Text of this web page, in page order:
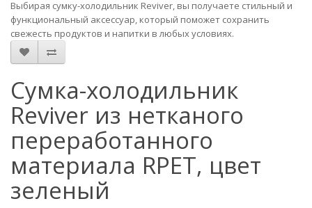
Выбирая сумку-холодильник Reviver, вы получаете стильный и
функциональный аксессуар, который поможет сохранить
свежесть продуктов и напитки в любых условиях.
Сумка-холодильник
Reviver из нетканого
переработанного
материала RPET, цвет
зеленый